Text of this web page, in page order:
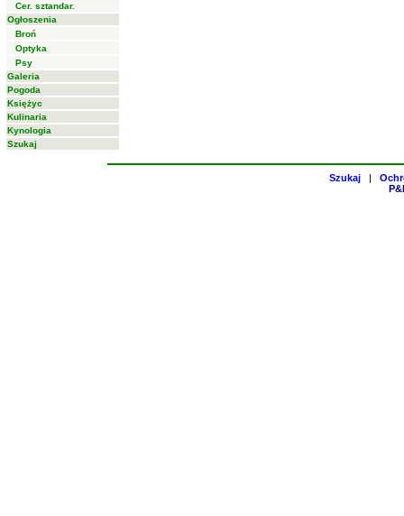
Cer. sztandar.
Ogłoszenia
Broń
Optyka
Psy
Galeria
Pogoda
Księżyc
Kulinaria
Kynologia
Szukaj
Szukaj |